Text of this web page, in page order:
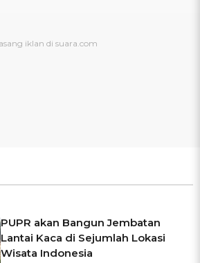
PUPR akan Bangun Jembatan
Lantai Kaca di Sejumlah Lokasi
Wisata Indonesia